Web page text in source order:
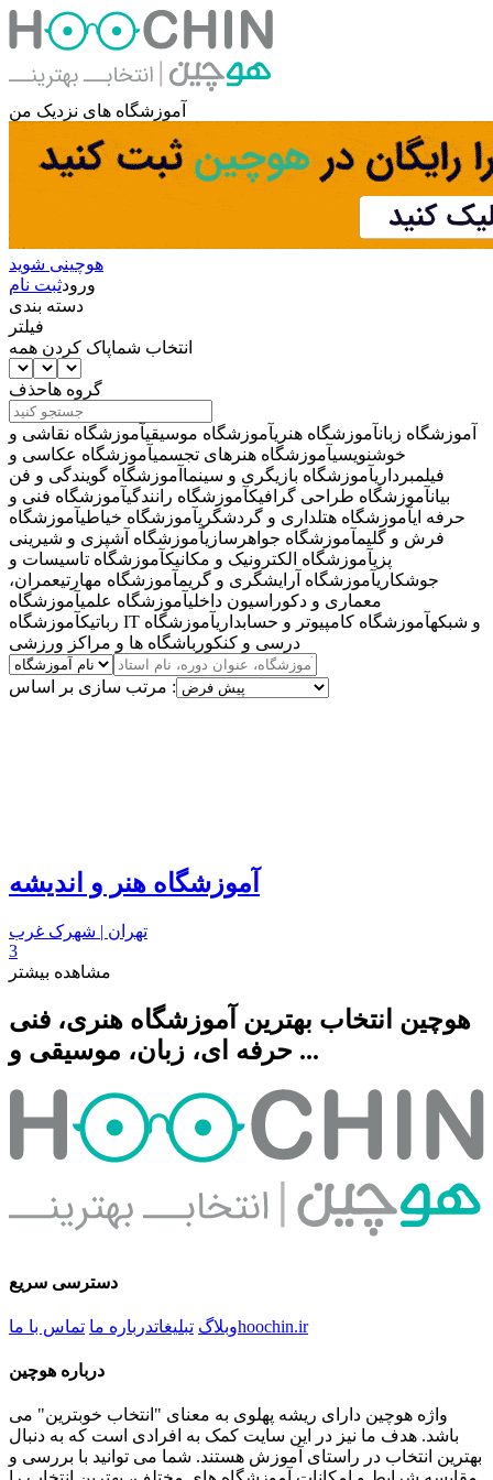
آموزشگاه های نزدیک من
هوچینی شوید
ورودثبت نام
دسته بندی
فیلتر
انتخاب شماپاک کردن همه
گروه هاحذف
آموزشگاه زبانآموزشگاه هنریآموزشگاه موسیقیآموزشگاه نقاشی و
خوشنویسیآموزشگاه هنرهای تجسمیآموزشگاه عکاسی و
فیلمبرداریآموزشگاه بازیگری و سینما آموزشگاه گویندگی و فن
بیانآموزشگاه طراحی گرافیکآموزشگاه رانندگیآموزشگاه فنی و
حرفه ایآموزشگاه هتلداری و گردشگریآموزشگاه خیاطیآموزشگاه
فرش و گلیمآموزشگاه جواهرسازیآموزشگاه آشپزی و شیرینی
پزیآموزشگاه الکترونیک و مکانیکآموزشگاه تاسیسات و
جوشکاریآموزشگاه آرایشگری و گریمآموزشگاه مهارتیعمران،
معماری و دکوراسیون داخلیآموزشگاه علمیآموزشگاه
رباتیک
آموزشگاه IT و شبکهآموزشگاه کامپیوتر و حسابداریآموزشگاه
درسی و کنکور باشگاه ها و مراکز ورزشی
مرتب سازی بر اساس :
آموزشگاه هنر و اندیشه
تهران | شهرک غرب
3
مشاهده بیشتر
هوچین انتخاب بهترین آموزشگاه هنری، فنی
حرفه ای، زبان، موسیقی و ...
دسترسی سریع
وبلاگ تبلیغاتدرباره ما تماس با ما hoochin.ir
درباره هوچین
واژه هوچین دارای ریشه پهلوی به معنای "انتخاب خوبترین" می
باشد. هدف ما نیز در این سایت کمک به افرادی است که به دنبال
بهترین انتخاب در راستای آموزش هستند. شما می توانید با بررسی و